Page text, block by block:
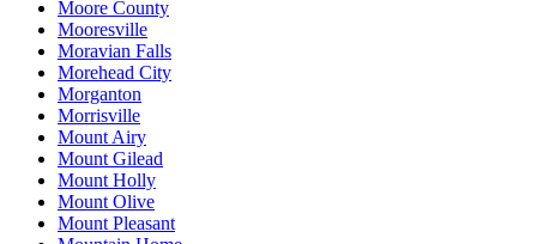
Moore County
Mooresville
Moravian Falls
Morehead City
Morganton
Morrisville
Mount Airy
Mount Gilead
Mount Holly
Mount Olive
Mount Pleasant